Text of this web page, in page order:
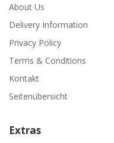
About Us
Delivery Information
Privacy Policy
Terms & Conditions
Kontakt
Seitenübersicht
Extras